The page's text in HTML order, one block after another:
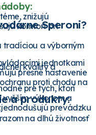
znižujú
komfort pri
jednotkami
presné nastavenie
proti chodu na
na dlhú životnosť
Speroni?
tradíciou a výborným
kvality a
pre tých, ktorí
výkonom a
prevádzku
a produkty: